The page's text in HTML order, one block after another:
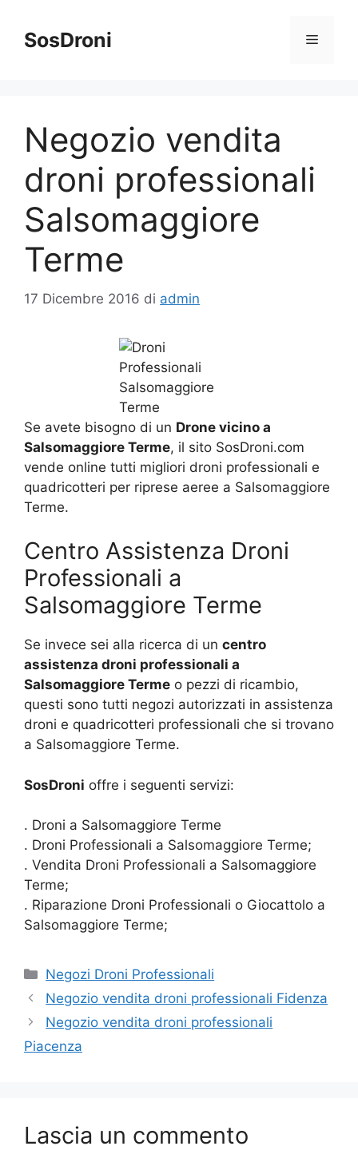
contenuto
SosDroni Menu
Negozio vendita
droni professionali
Salsomaggiore
Terme
17 Dicembre 2016 di admin
Se avete bisogno di un Drone vicino a
Salsomaggiore Terme, il sito SosDroni.com
vende online tutti migliori droni professionali e
quadricotteri per riprese aeree a Salsomaggiore
Terme.
Centro Assistenza Droni
Professionali a
Salsomaggiore Terme
Se invece sei alla ricerca di un centro
assistenza droni professionali a
Salsomaggiore Terme o pezzi di ricambio,
questi sono tutti negozi autorizzati in assistenza
droni e quadricotteri professionali che si trovano
a Salsomaggiore Terme.
SosDroni offre i seguenti servizi:
. Droni a Salsomaggiore Terme
. Droni Professionali a Salsomaggiore Terme;
. Vendita Droni Professionali a Salsomaggiore
Terme;
. Riparazione Droni Professionali o Giocattolo a
Salsomaggiore Terme;
Categorie
Negozi Droni Professionali
Negozio vendita droni professionali Fidenza
Negozio vendita droni professionali
Piacenza
Lascia un commento